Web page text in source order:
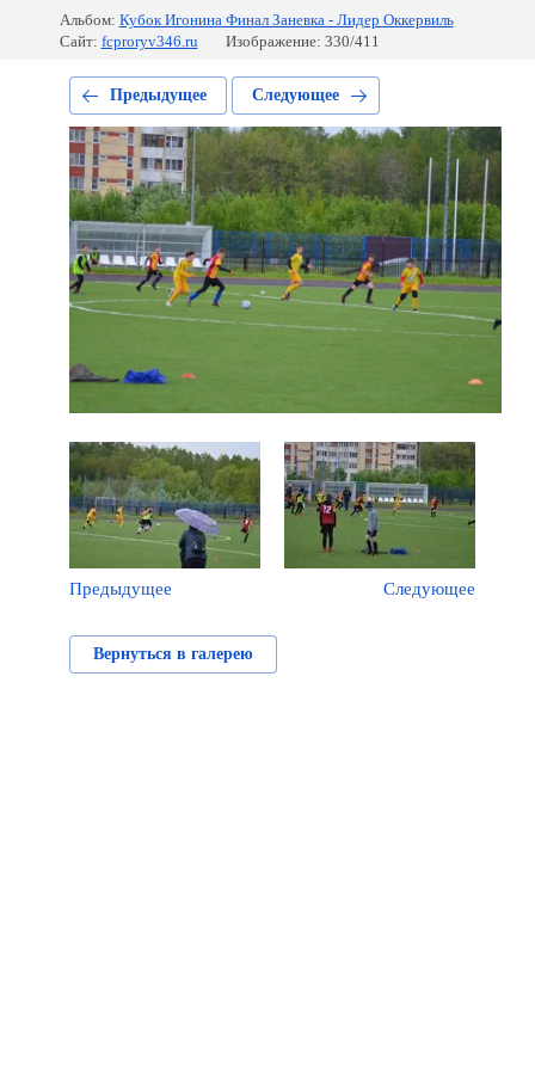
Альбом: Кубок Игонина Финал Заневка - Лидер Оккервиль
Сайт: fcproryv346.ru Изображение: 330/411
Предыдущее Следующее
Предыдущее Следующее
Вернуться в галерею